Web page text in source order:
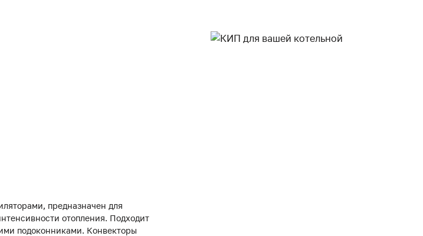
предназначен для
отопления. Подходит
подоконниками. Конвекторы